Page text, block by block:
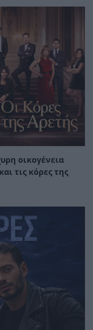
οικογένεια
τις κόρες της